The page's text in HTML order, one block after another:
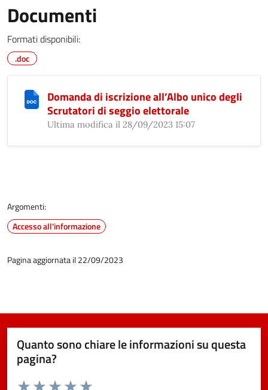
Documenti
Formati disponibili:
.doc
Domanda di iscrizione all’Albo unico degli
Scrutatori di seggio elettorale
Ultima modifica il 28/09/2023 15:07
Argomenti:
Accesso all'informazione
Pagina aggiornata il 22/09/2023
Quanto sono chiare le informazioni su questa
pagina?
Valuta da 1 a 5 stelle la pagina